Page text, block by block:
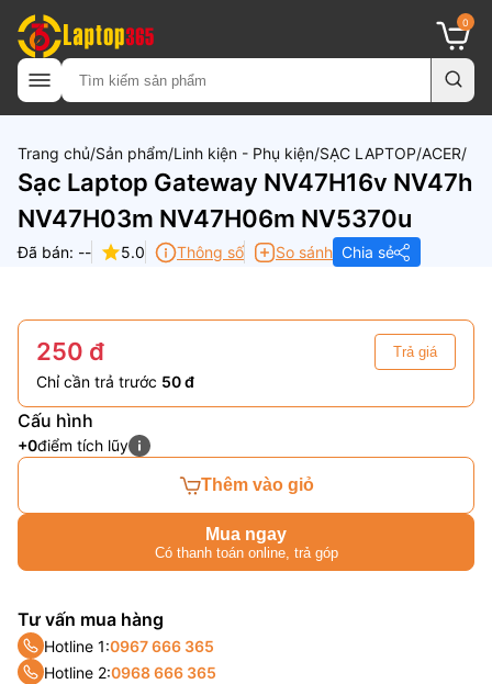
0
Trang chủ Sản phẩm Linh kiện - Phụ kiện SẠC LAPTOP ACER
Sạc Laptop Gateway NV47H16v NV47h
NV47H03m NV47H06m NV5370u
Đã bán: -- 5.0 Thông số So sánh Chia sẻ
250 đ Trả giá
Chỉ cần trả trước 50 đ
Cấu hình
+0điểm tích lũy
Thêm vào giỏ
Mua ngay
Có thanh toán online, trả góp
Tư vấn mua hàng
Hotline 1:0967 666 365
Hotline 2:0968 666 365